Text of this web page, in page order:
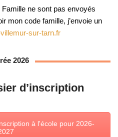
ne sont pas envoyés
mon code famille, j’envoie un
sur-tarn.fr
2026
d’inscription
à l'école pour 2026-